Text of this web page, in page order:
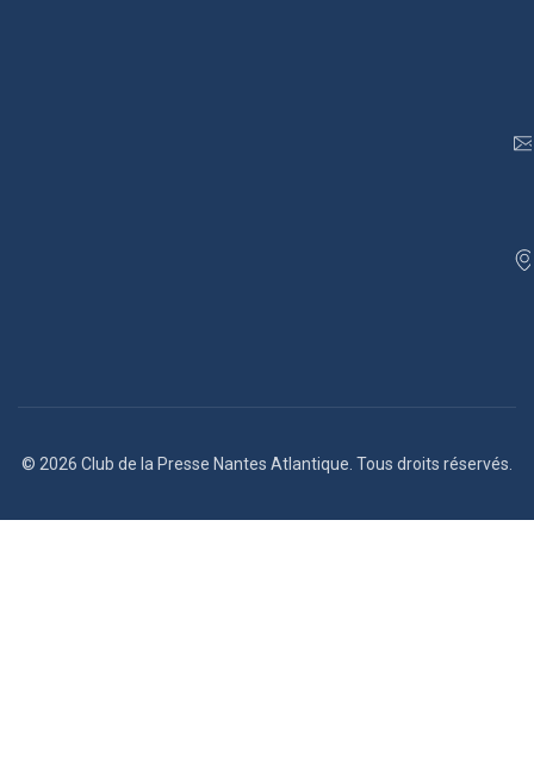
© 2026 Club de la Presse Nantes Atlantique. Tous droits réservés.